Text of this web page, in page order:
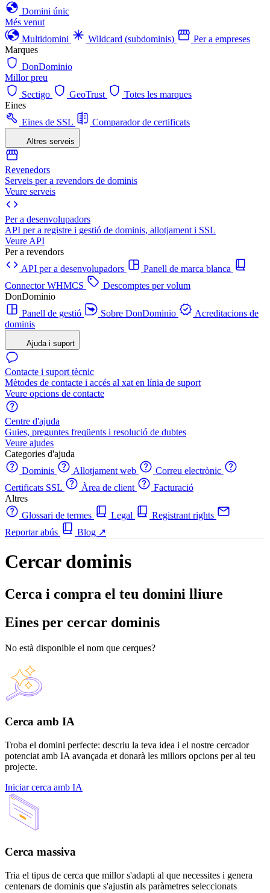
Domini únic
Més venut
Multidomini
Wildcard (subdominis)
Per a empreses
Marques
DonDominio
Millor preu
Sectigo
GeoTrust
Totes les marques
Eines
Eines de SSL
Comparador de certificats
Altres serveis
Revenedors
Serveis per a revendors de dominis
Veure serveis
Per a desenvolupadors
API per a registre i gestió de dominis, allotjament i SSL
Veure API
Per a revendors
API per a desenvolupadors
Panell de marca blanca
Connector WHMCS
Descomptes per volum
DonDominio
Panell de gestió
Sobre DonDominio
Acreditacions de
dominis
Ajuda i suport
Contacte i suport tècnic
Mètodes de contacte i accés al xat en línia de suport
Veure opcions de contacte
Centre d'ajuda
Guies, preguntes freqüents i resolució de dubtes
Veure ajudes
Categories d'ajuda
Dominis
Allotjament web
Correu electrònic
Certificats SSL
Àrea de client
Facturació
Altres
Glossari de termes
Legal
Registrant rights
Reportar abús
Blog ↗
Cercar dominis
Cerca i compra el teu domini lliure
Eines per cercar dominis
No està disponible el nom que cerques?
Cerca amb IA
Troba el domini perfecte: descriu la teva idea i el nostre cercador
potenciat amb IA avançada et donarà les millors opcions per al teu
projecte.
Iniciar cerca amb IA
Cerca massiva
Tria el tipus de cerca que millor s'adapti al que necessites i genera
centenars de dominis que s'ajustin als paràmetres seleccionats